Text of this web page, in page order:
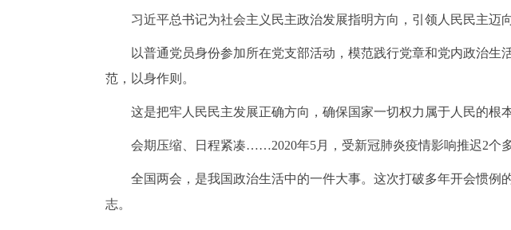
习近平总书记为社会主义民主政治发展指明方向，引领人民民主迈
以普通党员身份参加所在党支部活动，模范践行党章和党内政治
范，以身作则。
这是把牢人民民主发展正确方向，确保国家一切权力属于人民的根
会期压缩、日程紧凑……2020年5月，受新冠肺炎疫情影响推迟2个
全国两会，是我国政治生活中的一件大事。这次打破多年开会惯
志。